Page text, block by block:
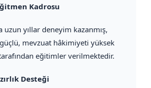
Kadrosu
uzun yıllar deneyim kazanmış,
mevzuat hâkimiyeti yüksek
eğitimler verilmektedir.
Desteği